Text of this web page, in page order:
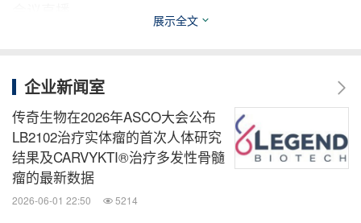
otech.com/events-and-presentations
关于传奇生物
传奇生物（Legend Biotech）是全球最大的独立细胞
疗法公司，拥有超过3000名员工，致力于开发能够改
展示全文
企业新闻室
传奇生物在2026年ASCO大会公布
LB2102治疗实体瘤的首次人体研究
结果及CARVYKTI®治疗多发性骨髓
瘤的最新数据
2026-06-01 22:50 5214